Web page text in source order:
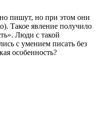
пишут, но при этом они
Такое явление получило
Люди с такой
с умением писать без
особенность?